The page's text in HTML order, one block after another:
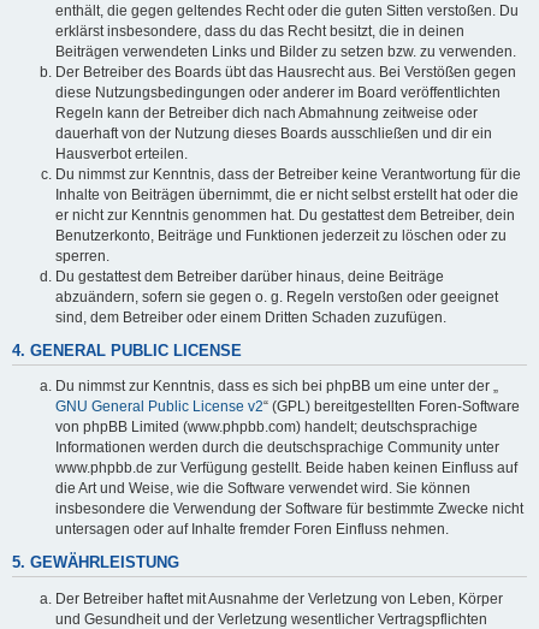
enthält, die gegen geltendes Recht oder die guten Sitten verstoßen. Du
erklärst insbesondere, dass du das Recht besitzt, die in deinen
Beiträgen verwendeten Links und Bilder zu setzen bzw. zu verwenden.
Der Betreiber des Boards übt das Hausrecht aus. Bei Verstößen gegen
diese Nutzungsbedingungen oder anderer im Board veröffentlichten
Regeln kann der Betreiber dich nach Abmahnung zeitweise oder
dauerhaft von der Nutzung dieses Boards ausschließen und dir ein
Hausverbot erteilen.
Du nimmst zur Kenntnis, dass der Betreiber keine Verantwortung für die
Inhalte von Beiträgen übernimmt, die er nicht selbst erstellt hat oder die
er nicht zur Kenntnis genommen hat. Du gestattest dem Betreiber, dein
Benutzerkonto, Beiträge und Funktionen jederzeit zu löschen oder zu
sperren.
Du gestattest dem Betreiber darüber hinaus, deine Beiträge
abzuändern, sofern sie gegen o. g. Regeln verstoßen oder geeignet
sind, dem Betreiber oder einem Dritten Schaden zuzufügen.
4. GENERAL PUBLIC LICENSE
Du nimmst zur Kenntnis, dass es sich bei phpBB um eine unter der „
GNU General Public License v2“ (GPL) bereitgestellten Foren-Software
von phpBB Limited (www.phpbb.com) handelt; deutschsprachige
Informationen werden durch die deutschsprachige Community unter
www.phpbb.de zur Verfügung gestellt. Beide haben keinen Einfluss auf
die Art und Weise, wie die Software verwendet wird. Sie können
insbesondere die Verwendung der Software für bestimmte Zwecke nicht
untersagen oder auf Inhalte fremder Foren Einfluss nehmen.
5. GEWÄHRLEISTUNG
Der Betreiber haftet mit Ausnahme der Verletzung von Leben, Körper
und Gesundheit und der Verletzung wesentlicher Vertragspflichten